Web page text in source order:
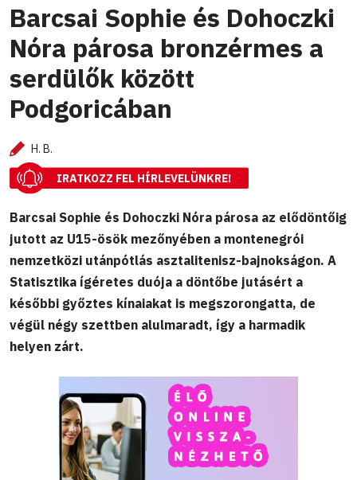
Barcsai Sophie és Dohoczki
Nóra párosa bronzérmes a
serdülők között
Podgoricában
H. B.
IRATKOZZ FEL HÍRLEVELÜNKRE!
Barcsai Sophie és Dohoczki Nóra párosa az elődöntőig
jutott az U15-ösök mezőnyében a montenegrói
nemzetközi utánpótlás asztalitenisz-bajnokságon. A
Statisztika ígéretes duója a döntőbe jutásért a
későbbi győztes kínaiakat is megszorongatta, de
végül négy szettben alulmaradt, így a harmadik
helyen zárt.